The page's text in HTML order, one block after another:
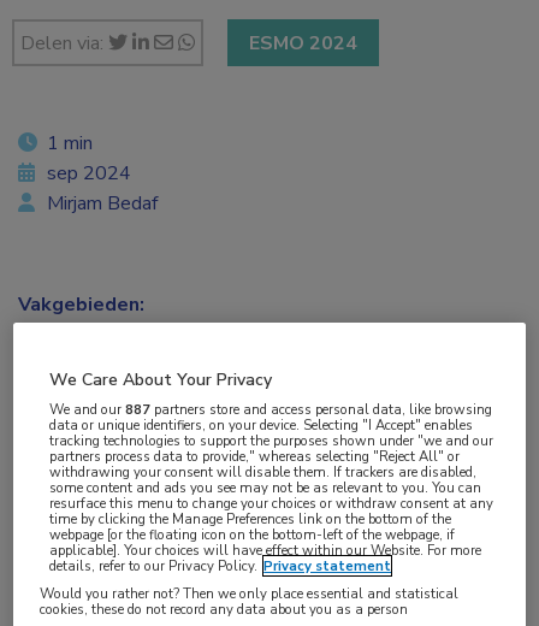
Delen via: ESMO 2024
1 min
sep 2024
Mirjam Bedaf
Vakgebieden:
Aandachtsgebieden:
MM
Tags:
BCMA,bispecifiek antilichaam,CAR T-celtherapie,
ciltacabtagene autoleucel,idecabtagene vicleucel,real-
world,teclistamab
We Care About Your Privacy
We and our887 partners store and access personal data, like browsing
data or unique identifiers, on your device. Selecting "I Accept" enables
tracking technologies to support the purposes shown under "we and our
partners process data to provide," whereas selecting "Reject All" or
withdrawing your consent will disable them. If trackers are disabled,
some content and ads you see may not be as relevant to you. You can
resurface this menu to change your choices or withdraw consent at any
time by clicking the Manage Preferences link on the bottom of the
webpage [or the floating icon on the bottom-left of the webpage, if
applicable]. Your choices will have effect within our Website. For more
details, refer to our Privacy Policy. Privacy statement
Would you rather not? Then we only place essential and statistical
cookies, these do not record any data about you as a person